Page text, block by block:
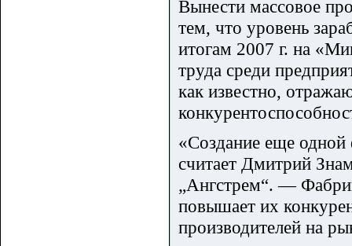
Вынести массовое
тем, что уровень
итогам 2007 г. на
труда среди
как известно,
«Создание еще
считает Дмитрий
„Ангстрем“. —
повышает их
производителей на